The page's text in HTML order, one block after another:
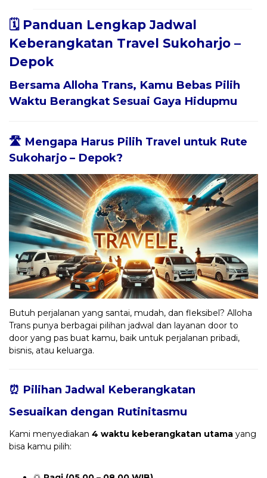
🗓️ Panduan Lengkap Jadwal
Keberangkatan Travel Sukoharjo –
Depok
Bersama Alloha Trans, Kamu Bebas Pilih
Waktu Berangkat Sesuai Gaya Hidupmu
🛣️ Mengapa Harus Pilih Travel untuk Rute
Sukoharjo – Depok?
Butuh perjalanan yang santai, mudah, dan fleksibel? Alloha
Trans punya berbagai pilihan jadwal dan layanan door to
door yang pas buat kamu, baik untuk perjalanan pribadi,
bisnis, atau keluarga.
⏰ Pilihan Jadwal Keberangkatan
Sesuaikan dengan Rutinitasmu
Kami menyediakan 4 waktu keberangkatan utama yang
bisa kamu pilih: